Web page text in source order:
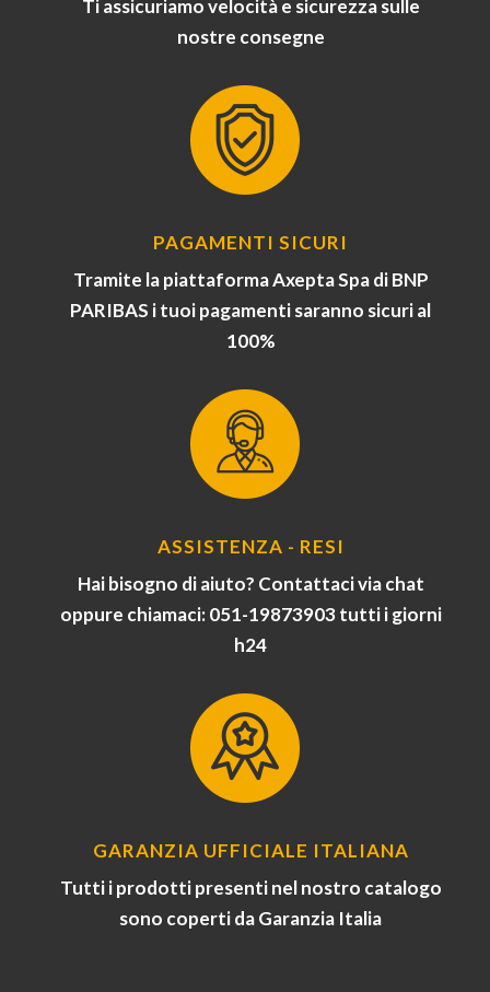
Ti assicuriamo velocità e sicurezza sulle
nostre consegne
PAGAMENTI SICURI
Tramite la piattaforma Axepta Spa di BNP
PARIBAS i tuoi pagamenti saranno sicuri al
100%
ASSISTENZA - RESI
Hai bisogno di aiuto? Contattaci via chat
oppure chiamaci: 051-19873903 tutti i giorni
h24
GARANZIA UFFICIALE ITALIANA
Tutti i prodotti presenti nel nostro catalogo
sono coperti da Garanzia Italia